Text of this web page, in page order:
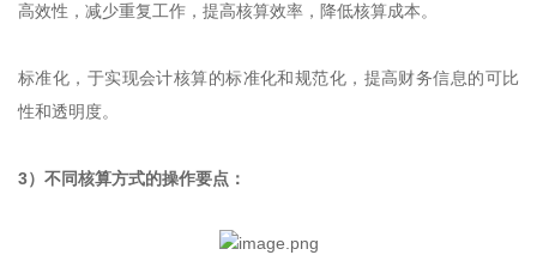
高效性，减少重复工作，提高核算效率，降低核算成本。
标准化，于实现会计核算的标准化和规范化，提高财务信息的可比
性和透明度。
3）不同核算方式的操作要点：